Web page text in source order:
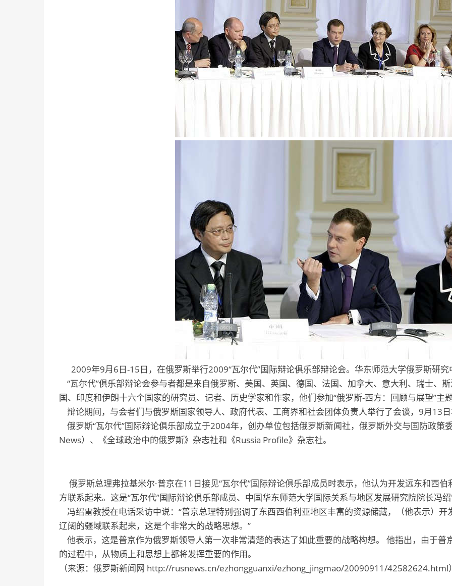
2009年9月6日-15日，在俄罗斯举行2009“瓦尔代”国际辩论俱乐部辩论会。华东师范大学俄罗斯研
“瓦尔代”俱乐部辩论会参与者都是来自俄罗斯、美国、英国、德国、法国、加拿大、意大利、瑞士、
国、印度和伊朗十六个国家的研究员、记者、历史学家和作家，他们参加“俄罗斯-西方：回顾与展望”主
辩论期间，与会者们与俄罗斯国家领导人、政府代表、工商界和社会团体负责人举行了会谈，9月13
俄罗斯“瓦尔代”国际辩论俱乐部成立于2004年，创办单位包括俄罗斯新闻社，俄罗斯外交与国防政策
News）、《全球政治中的俄罗斯》杂志社和《Russia Profile》杂志社。
俄罗斯总理弗拉基米尔·普京在11日接见“瓦尔代”国际辩论俱乐部成员时表示，他认为开发远东和西
方联系起来。这是“瓦尔代”国际辩论俱乐部成员、中国华东师范大学国际关系与地区发展研究院院长冯
冯绍雷教授在电话采访中说：“普京总理特别强调了东西西伯利亚地区丰富的资源储藏，（他表示）
辽阔的疆域联系起来，这是个非常大的战略思想。”
他表示，这是普京作为俄罗斯领导人第一次非常清楚的表达了如此重要的战略构想。 他指出，由于普
的过程中，从物质上和思想上都将发挥重要的作用。
（来源：俄罗斯新闻网 http://rusnews.cn/ezhongguanxi/ezhong_jingmao/20090911/42582624.html